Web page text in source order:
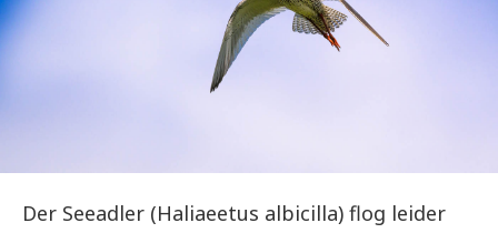
Der Seeadler (Haliaeetus albicilla) flog leider